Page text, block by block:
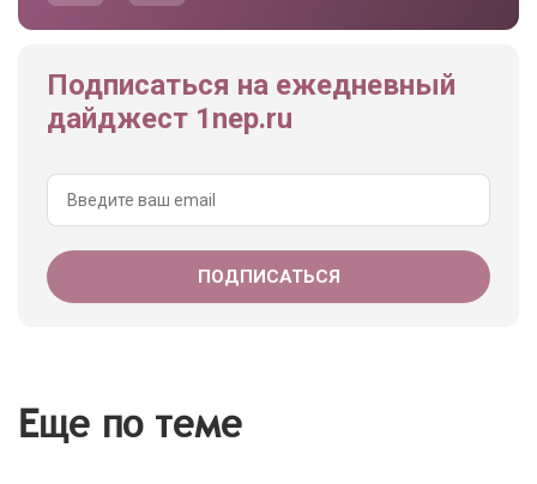
Подписаться на ежедневный
дайджест 1nep.ru
Еще по теме